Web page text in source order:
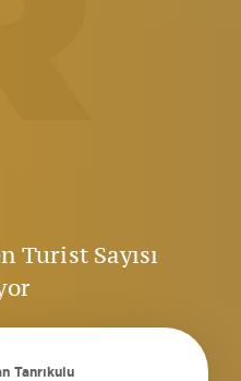
Turist Sayısı
Tanrıkulu